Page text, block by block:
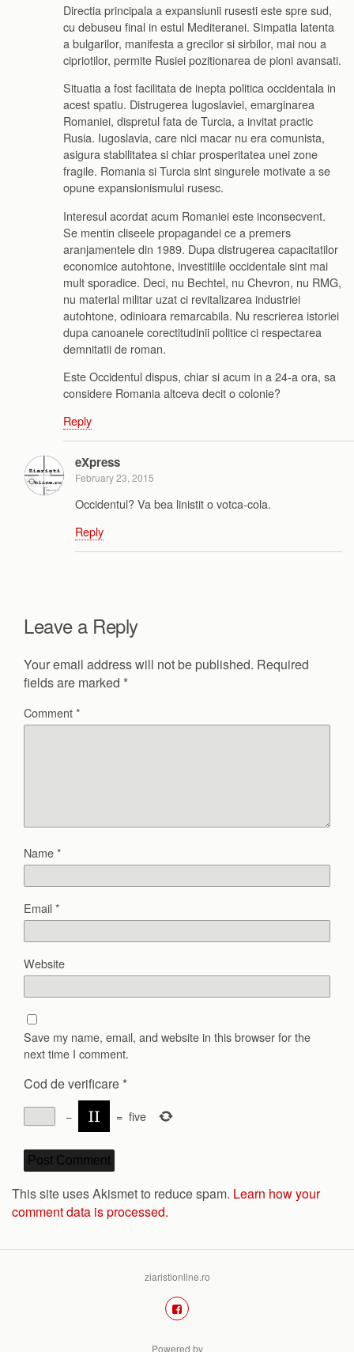
Directia principala a expansiunii rusesti este spre sud,
cu debuseu final in estul Mediteranei. Simpatia latenta
a bulgarilor, manifesta a grecilor si sirbilor, mai nou a
cipriotilor, permite Rusiei pozitionarea de pioni avansati.
Situatia a fost facilitata de inepta politica occidentala in
acest spatiu. Distrugerea Iugoslaviei, emarginarea
Romaniei, dispretul fata de Turcia, a invitat practic
Rusia. Iugoslavia, care nici macar nu era comunista,
asigura stabilitatea si chiar prosperitatea unei zone
fragile. Romania si Turcia sint singurele motivate a se
opune expansionismului rusesc.
Interesul acordat acum Romaniei este inconsecvent.
Se mentin cliseele propagandei ce a premers
aranjamentele din 1989. Dupa distrugerea capacitatilor
economice autohtone, investitiile occidentale sint mai
mult sporadice. Deci, nu Bechtel, nu Chevron, nu RMG,
nu material militar uzat ci revitalizarea industriei
autohtone, odinioara remarcabila. Nu rescrierea istoriei
dupa canoanele corectitudinii politice ci respectarea
demnitatii de roman.
Este Occidentul dispus, chiar si acum in a 24-a ora, sa
considere Romania altceva decit o colonie?
Reply
eXpress
February 23, 2015
Occidentul? Va bea linistit o votca-cola.
Reply
Leave a Reply
Your email address will not be published. Required
fields are marked *
Comment*
Name*
Email*
Website
Save my name, email, and website in this browser for the
next time I comment.
Cod de verificare *
− = five
This site uses Akismet to reduce spam. Learn how your
comment data is processed.
ziaristionline.ro
Powered by